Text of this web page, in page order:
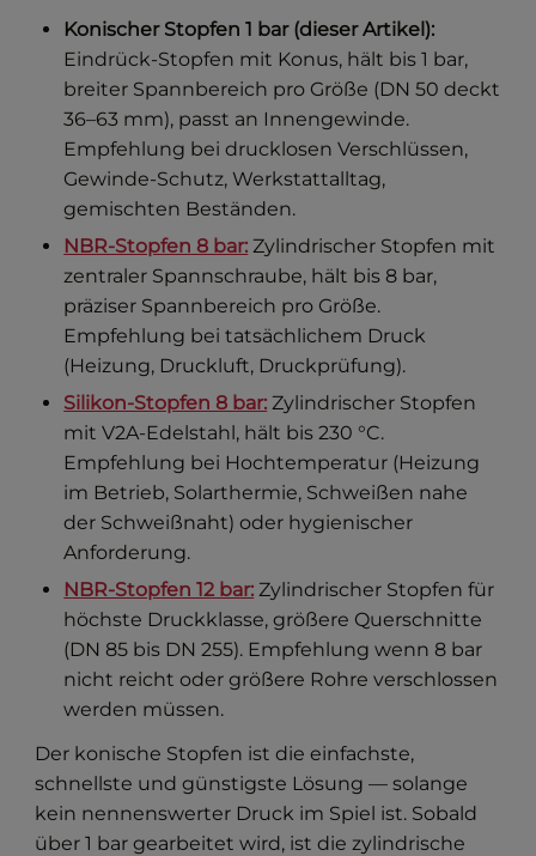
Konischer Stopfen 1 bar (dieser Artikel):
Eindrück-Stopfen mit Konus, hält bis 1 bar,
breiter Spannbereich pro Größe (DN 50 deckt
36–63 mm), passt an Innengewinde.
Empfehlung bei drucklosen Verschlüssen,
Gewinde-Schutz, Werkstattalltag,
gemischten Beständen.
NBR-Stopfen 8 bar: Zylindrischer Stopfen mit
zentraler Spannschraube, hält bis 8 bar,
präziser Spannbereich pro Größe.
Empfehlung bei tatsächlichem Druck
(Heizung, Druckluft, Druckprüfung).
Silikon-Stopfen 8 bar: Zylindrischer Stopfen
mit V2A-Edelstahl, hält bis 230 °C.
Empfehlung bei Hochtemperatur (Heizung
im Betrieb, Solarthermie, Schweißen nahe
der Schweißnaht) oder hygienischer
Anforderung.
NBR-Stopfen 12 bar: Zylindrischer Stopfen für
höchste Druckklasse, größere Querschnitte
(DN 85 bis DN 255). Empfehlung wenn 8 bar
nicht reicht oder größere Rohre verschlossen
werden müssen.
Der konische Stopfen ist die einfachste,
schnellste und günstigste Lösung — solange
kein nennenswerter Druck im Spiel ist. Sobald
über 1 bar gearbeitet wird, ist die zylindrische